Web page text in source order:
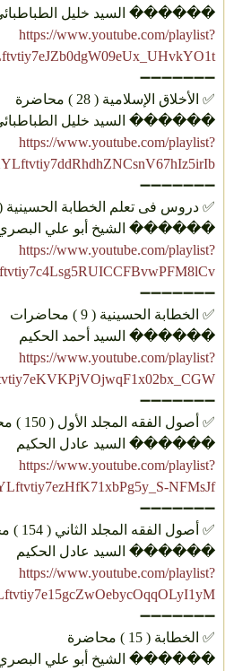
������ السيد خليل
https://www.youtube.com/playlist?
➖➖➖➖➖➖➖
✅ الأخلاق الإسلامية ( 28 ) محاضرة
������ السيد خليل
https://www.youtube.com/playlist?
➖➖➖➖➖➖➖
✅ دروس فی تعلم الخطابة الحسينیة ( 15 )
������ الشيخ أبو علي
https://www.youtube.com/playlist?
➖➖➖➖➖➖➖
✅ الخطابة الحسينية ( 9 ) محاضرات
������ السيد أحمد الحكيم
https://www.youtube.com/playlist?
➖➖➖➖➖➖➖
✅ أصول الفقه المجلد الأول ( 150 ) محاضرة
������ السيد عادل الحكيم
https://www.youtube.com/playlist?
NFMsJf
➖➖➖➖➖➖➖
✅ أصول الفقه المجلد الثاني ( 154 ) محاضرة
������ السيد عادل الحكيم
https://www.youtube.com/playlist?
➖➖➖➖➖➖➖
✅ الخطابة ( 15 ) محاضرة
������ الشيخ أبو علي